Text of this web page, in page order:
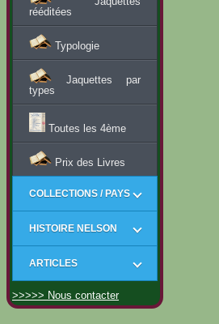
rééditées
Typologie
Jaquettes par
types
Toutes les 4ème
Prix des Livres
COLLECTIONS / PAYS
HISTOIRE NELSON
ARTICLES
>>>>> Nous contacter